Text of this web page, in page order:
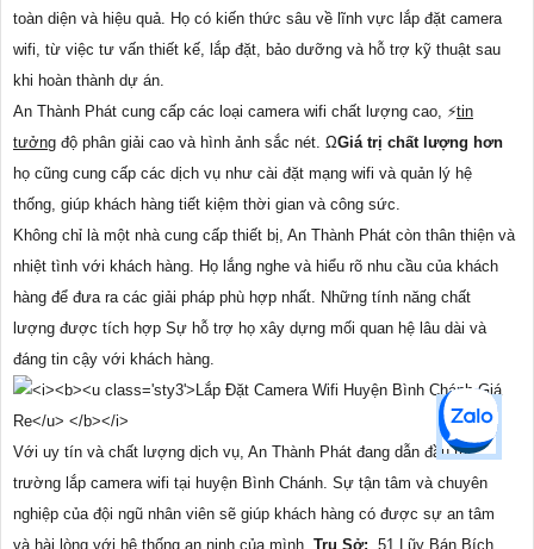
toàn diện và hiệu quả. Họ có kiến thức sâu về lĩnh vực lắp đặt camera
wifi, từ việc tư vấn thiết kế, lắp đặt, bảo dưỡng và hỗ trợ kỹ thuật sau
khi hoàn thành dự án.
An Thành Phát cung cấp các loại camera wifi chất lượng cao, ️⚡tin
tưởng độ phân giải cao và hình ảnh sắc nét. ΩGiá trị chất lượng hơn
họ cũng cung cấp các dịch vụ như cài đặt mạng wifi và quản lý hệ
thống, giúp khách hàng tiết kiệm thời gian và công sức.
Không chỉ là một nhà cung cấp thiết bị, An Thành Phát còn thân thiện và
nhiệt tình với khách hàng. Họ lắng nghe và hiểu rõ nhu cầu của khách
hàng để đưa ra các giải pháp phù hợp nhất. Những tính năng chất
lượng được tích hợp Sự hỗ trợ họ xây dựng mối quan hệ lâu dài và
đáng tin cậy với khách hàng.
Với uy tín và chất lượng dịch vụ, An Thành Phát đang dẫn đầu thị
trường lắp camera wifi tại huyện Bình Chánh. Sự tận tâm và chuyên
nghiệp của đội ngũ nhân viên sẽ giúp khách hàng có được sự an tâm
và hài lòng với hệ thống an ninh của mình. Trụ Sở: 51 Lũy Bán Bích,